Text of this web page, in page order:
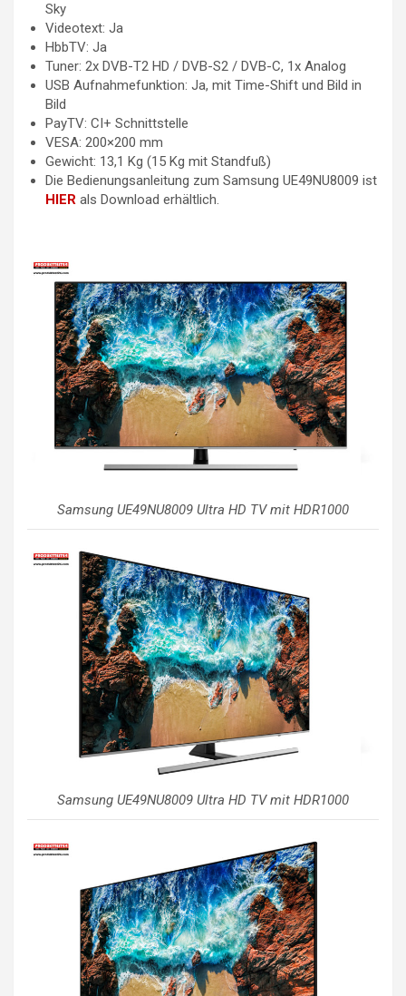
Sky
Videotext: Ja
HbbTV: Ja
Tuner: 2x DVB-T2 HD / DVB-S2 / DVB-C, 1x Analog
USB Aufnahmefunktion: Ja, mit Time-Shift und Bild in
Bild
PayTV: CI+ Schnittstelle
VESA: 200×200 mm
Gewicht: 13,1 Kg (15 Kg mit Standfuß)
Die Bedienungsanleitung zum Samsung UE49NU8009 ist
HIER als Download erhältlich.
Samsung UE49NU8009 Ultra HD TV mit HDR1000
Samsung UE49NU8009 Ultra HD TV mit HDR1000